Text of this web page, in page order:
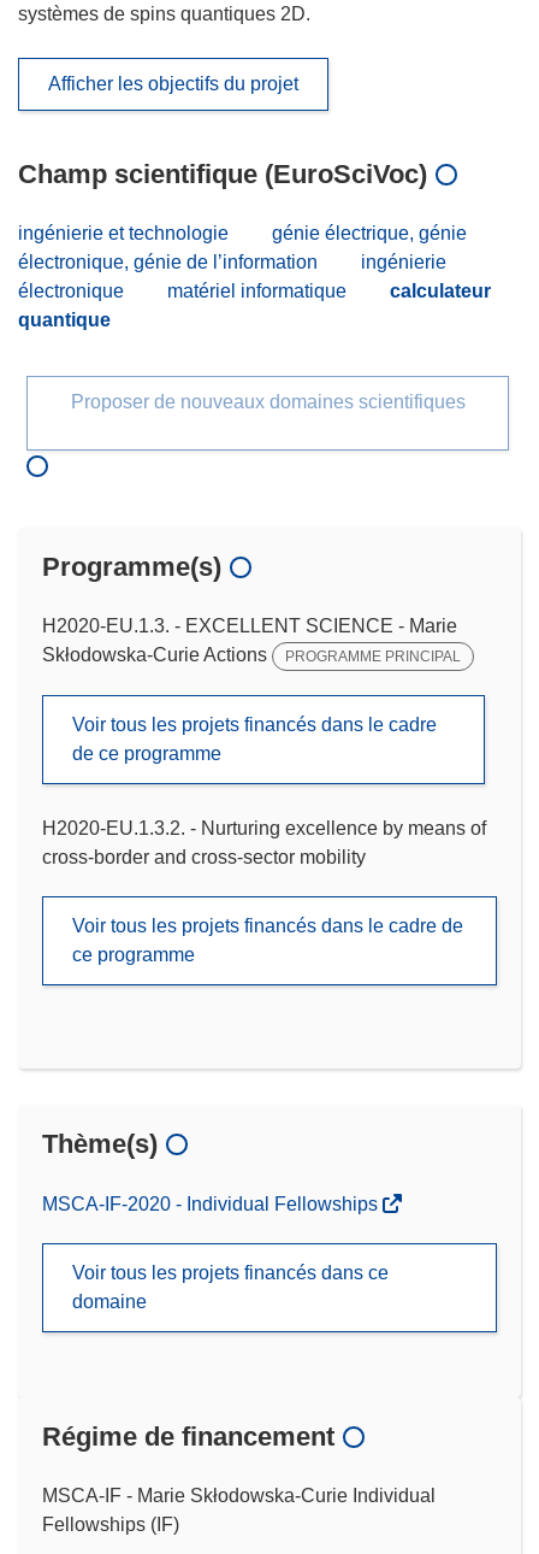
systèmes de spins quantiques 2D.
Afficher les objectifs du projet
Champ scientifique (EuroSciVoc)
ingénierie et technologie
génie électrique, génie
électronique, génie de l’information
ingénierie
électronique
matériel informatique
calculateur
quantique
Proposer de nouveaux domaines scientifiques
Programme(s)
H2020-EU.1.3. - EXCELLENT SCIENCE - Marie
Skłodowska-Curie Actions
PROGRAMME PRINCIPAL
Voir tous les projets financés dans le cadre
de ce programme
H2020-EU.1.3.2. - Nurturing excellence by means of
cross-border and cross-sector mobility
Voir tous les projets financés dans le cadre de
ce programme
Thème(s)
MSCA-IF-2020 - Individual Fellowships
Voir tous les projets financés dans ce
domaine
Régime de financement
MSCA-IF - Marie Skłodowska-Curie Individual
Fellowships (IF)